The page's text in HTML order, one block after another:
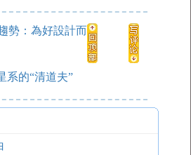
勢：為好設計而
系的“清道夫”